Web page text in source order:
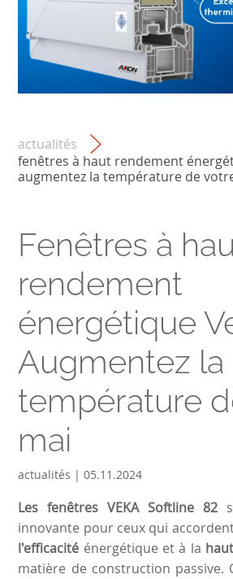
actualités
fenêtres à haut rendement
augmentez la température de
Fenêtres à
rendement
énergétique
Augmentez la
température
mai
actualités | 05.11.2024
Les fenêtres VEKA Softline 82
innovante pour ceux qui
l'efficacité énergétique et à la
matière de construction passive.